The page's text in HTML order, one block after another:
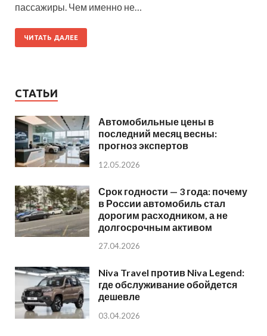
пассажиры. Чем именно не…
ЧИТАТЬ ДАЛЕЕ
СТАТЬИ
Автомобильные цены в
последний месяц весны:
прогноз экспертов
12.05.2026
Срок годности — 3 года: почему
в России автомобиль стал
дорогим расходником, а не
долгосрочным активом
27.04.2026
Niva Travel против Niva Legend:
где обслуживание обойдется
дешевле
03.04.2026